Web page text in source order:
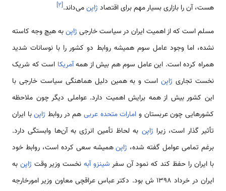
هست، آن را بازاری بسیار مهم برای اقتصاد ژاپنمی‌داند.[۲]
مسلم است که از اهمیت ایران در سیاست خارجی ژاپنبه هیچ وجه کاسته
نشده، اما وجود عامل سوم همیشه روابط دو کشور را با نوسانات شدید
همراه کرده است. این عامل سوم هم بیش از همهآمریکا است که شریک
نخست تجاری ژاپناست و به همین دلیل هماهنگی سیاست خارجی با
این کشور بیش از همه برایش اهمیت دارد. عواملی دیگر چون ملاحظه
کشورهایی چون عربستان و امارات متحده عربیهم در روابط ژاپنبا ایران
تأثیر گذار است، زیرا ژاپن به لحاظ تأمین انرژی به آن‌ها وابستگی دارد.
برغم تمامی عوامل گفته شده، ژاپنهمیشه سعی کرده است، روابط خود
با ایران را حفظ کند که نمود آن سفر شینزو آبه نخست وزیر وقت ژاپن به
ایران در خرداد 1398 ش بود. دکتر عباس عراقچی معاون وزیر امورخارجه